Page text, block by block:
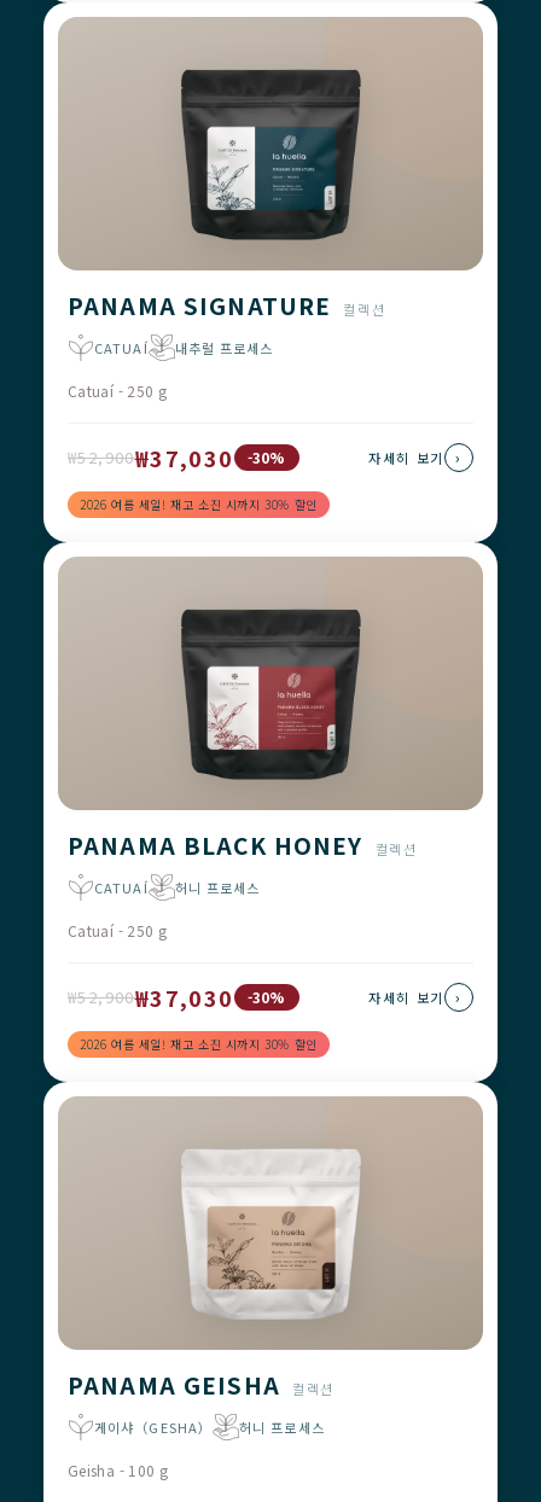
PANAMA SIGNATURE
컬렉션
CATUAÍ
내추럴 프로세스
Catuaí - 250 g
₩52,900₩37,030 -30%
2026 여름 세일! 재고 소진 시까지 30% 할인
자세히 보기 ›
PANAMA BLACK HONEY
컬렉션
CATUAÍ
허니 프로세스
Catuaí - 250 g
₩52,900₩37,030 -30%
2026 여름 세일! 재고 소진 시까지 30% 할인
자세히 보기 ›
PANAMA GEISHA
컬렉션
게이샤（GESHA）
허니 프로세스
Geisha - 100 g